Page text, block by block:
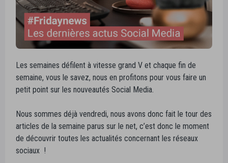
Les semaines défilent à vitesse grand V et chaque fin de
semaine, vous le savez, nous en profitons pour vous faire un
petit point sur les nouveautés Social Media.
Nous sommes déjà vendredi, nous avons donc fait le tour des
articles de la semaine parus sur le net, c’est donc le moment
de découvrir toutes les actualités concernant les réseaux
sociaux !